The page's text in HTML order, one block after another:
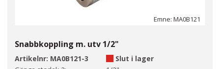
Emne: MA0B121
Snabbkoppling m. utv 1/2"
Artikelnr: MA0B121-3
Slut i lager